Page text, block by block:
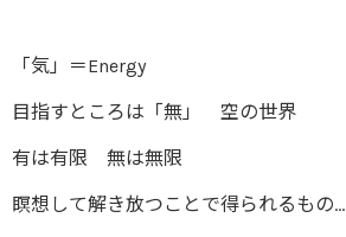
「気」＝Energy
目指すところは「無」 空の世界
有は有限 無は無限
瞑想して解き放つことで得られるもの…